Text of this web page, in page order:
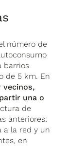
número de
barrios
de 5 km. En
vecinos,
una o
de
anteriores:
a la red y un
en